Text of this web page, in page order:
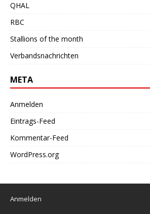
QHAL
RBC
Stallions of the month
Verbandsnachrichten
META
Anmelden
Eintrags-Feed
Kommentar-Feed
WordPress.org
Anmelden